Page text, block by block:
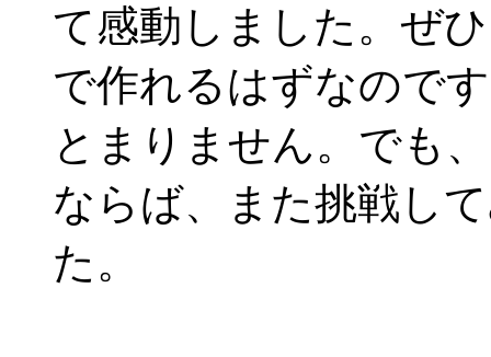
て感動しました。ぜ
で作れるはずなので
とまりません。でも
ならば、また挑戦し
た。